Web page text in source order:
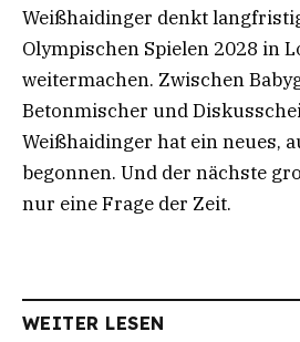
Weißhaidinger denkt
Olympischen Spielen 2028 in
weitermachen. Zwischen
Betonmischer und
Weißhaidinger hat ein neues,
begonnen. Und der nächste
nur eine Frage der Zeit.
WEITER LESEN